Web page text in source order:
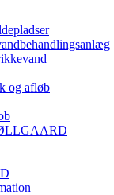
og afløb